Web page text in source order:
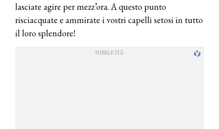
lasciate agire per mezz’ora. A questo punto
risciacquate e ammirate i vostri capelli setosi in tutto
il loro splendore!